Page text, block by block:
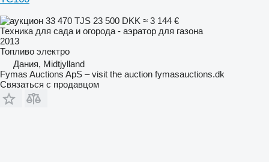
33 470 TJS 23 500 DKK ≈ 3 144 €
Техника для сада и огорода - аэратор для газона
2013
Топливо электро
Дания, Midtjylland
Fymas Auctions ApS – visit the auction fymasauctions.dk
Связаться с продавцом